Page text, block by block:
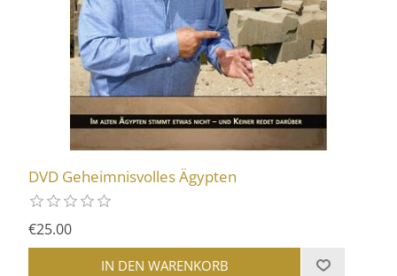
DVD Geheimnisvolles Ägypten
€25.00